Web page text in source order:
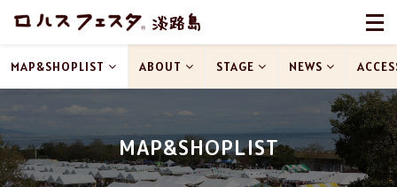
MAP&SHOPLIST
MAP&SHOPLIST ABOUT STAGE NEWS